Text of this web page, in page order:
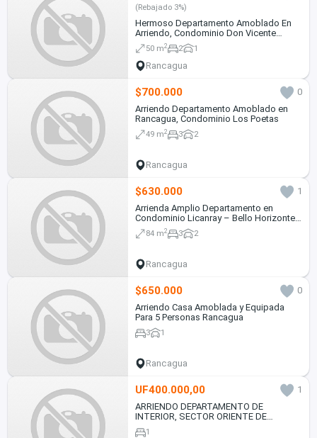
(Rebajado 3%)
Hermoso Departamento Amoblado En
Arriendo, Condominio Don Vicente
Burgos 400
50 m2 2 1
Rancagua
$700.000
0
Arriendo Departamento Amoblado en
Rancagua, Condominio Los Poetas
49 m2 3 2
Rancagua
$630.000
1
Arrienda Amplio Departamento en
Condominio Licanray – Bello Horizonte,
Rancagua
84 m2 3 2
Rancagua
$650.000
0
Arriendo Casa Amoblada y Equipada
Para 5 Personas Rancagua
3 1
Rancagua
UF400.000,00
1
ARRIENDO DEPARTAMENTO DE
INTERIOR, SECTOR ORIENTE DE
RANCAGUA.
1